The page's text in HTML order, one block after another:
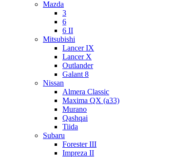
Mazda
3
6
6 II
Mitsubishi
Lancer IX
Lancer X
Outlander
Galant 8
Nissan
Almera Classic
Maxima QX (a33)
Murano
Qashqai
Tiida
Subaru
Forester III
Impreza II